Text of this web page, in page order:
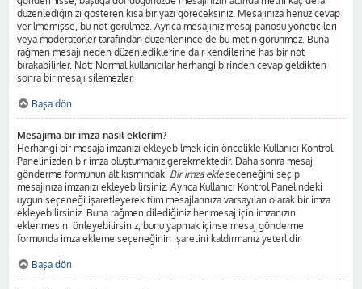
düzenlediğinizi gösteren kısa bir yazı göreceksiniz. Mesajınıza henüz cevap
verilmemişse, bu not görülmez. Ayrıca mesajınız mesaj panosu yöneticileri
veya moderatörler tarafından düzenlenince de bu metin görünmez. Buna
rağmen mesajı neden düzenlediklerine dair kendilerine has bir not
bırakabilirler. Not: Normal kullanıcılar herhangi birinden cevap geldikten
sonra bir mesajı silemezler.
Başa dön
Mesajıma bir imza nasıl eklerim?
Herhangi bir mesaja imzanızı ekleyebilmek için öncelikle Kullanıcı Kontrol
Panelinizden bir imza oluşturmanız gerekmektedir. Daha sonra mesaj
gönderme formunun alt kısmındaki Bir imza ekleseçeneğini seçip
mesajınıza imzanızı ekleyebilirsiniz. Ayrıca Kullanıcı Kontrol Panelindeki
uygun seçeneği işaretleyerek tüm mesajlarınıza varsayılan olarak bir imza
ekleyebilirsiniz. Buna rağmen dilediğiniz her mesaj için imzanızın
eklenmesini önleyebilirsiniz, bunu yapmak içinse mesaj gönderme
formunda imza ekleme seçeneğinin işaretini kaldırmanız yeterlidir.
Başa dön